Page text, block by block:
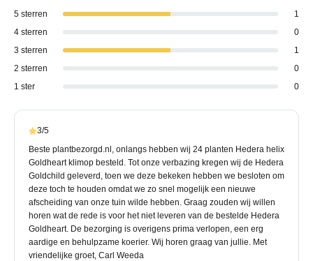
5 sterren
1
4 sterren
0
3 sterren
1
2 sterren
0
1 ster
0
3/5
Beste plantbezorgd.nl, onlangs hebben wij 24 planten Hedera helix
Goldheart klimop besteld. Tot onze verbazing kregen wij de Hedera
Goldchild geleverd, toen we deze bekeken hebben we besloten om
deze toch te houden omdat we zo snel mogelijk een nieuwe
afscheiding van onze tuin wilde hebben. Graag zouden wij willen
horen wat de rede is voor het niet leveren van de bestelde Hedera
Goldheart. De bezorging is overigens prima verlopen, een erg
aardige en behulpzame koerier. Wij horen graag van jullie. Met
vriendelijke groet, Carl Weeda